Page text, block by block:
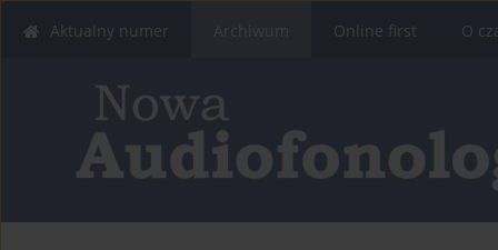
Aktualny numer Archiwum Online first O